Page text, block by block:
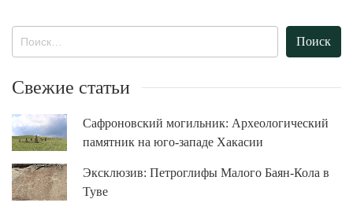
Свежие статьи
Сафроновский могильник: Археологический
памятник на юго-западе Хакасии
Эксклюзив: Петроглифы Малого Баян-Кола в
Туве